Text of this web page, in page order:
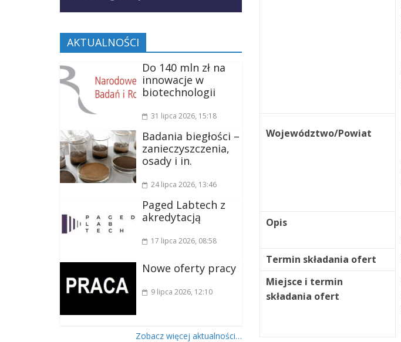
Województwo/Powiat
Opis
Termin składania ofert
Miejsce i termin
składania ofert
AKTUALNOŚCI
Do 140 mln zł na
innowacje w
biotechnologii
31 lipca 2026, 15:18
Badania biegłości –
zanieczyszczenia,
osady i in.
24 lipca 2026, 13:46
Paged Labtech z
akredytacją
17 lipca 2026, 08:58
Nowe oferty pracy
9 lipca 2026, 12:10
Zobacz więcej aktualności…